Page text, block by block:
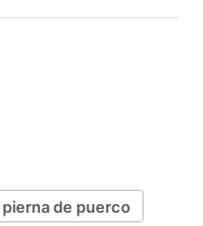
pierna de puerco